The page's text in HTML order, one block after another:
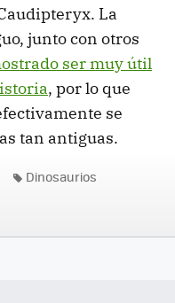
La
junto con otros
ser muy útil
, por lo que
se
tan antiguas.
Dinosaurios